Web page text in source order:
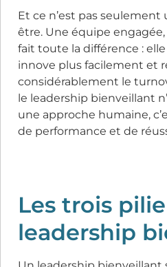
Et ce n’est pas
être. Une équipe
fait toute la différence :
innove plus facilement et
considérablement le
le leadership bienveillant
une approche humaine,
de performance et de
Les trois
leadership